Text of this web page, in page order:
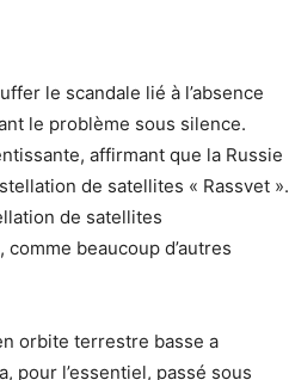
le scandale lié à l’absence
le problème sous silence.
affirmant que la Russie
de satellites « Rassvet ».
de satellites
beaucoup d’autres
orbite terrestre basse a
pour l’essentiel, passé sous